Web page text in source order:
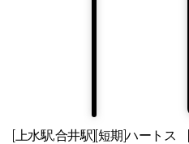
[上水駅,合井駅][短期]ハートス